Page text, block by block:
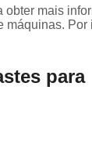
obter mais
máquinas. Por
para